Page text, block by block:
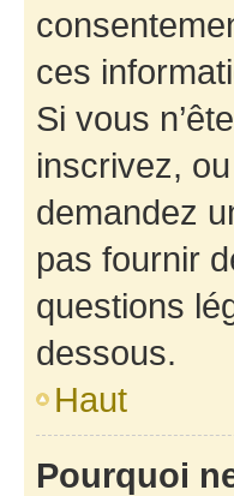
ces
Si vous
inscrivez,
demandez
pas fournir
questions
dessous.
Haut
Pourquoi